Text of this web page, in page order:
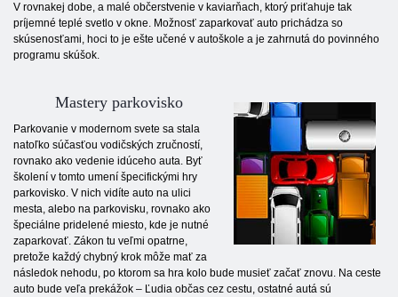
V rovnakej dobe, a malé občerstvenie v kaviarňach, ktorý priťahuje tak
príjemné teplé svetlo v okne. Možnosť zaparkovať auto prichádza so
skúsenosťami, hoci to je ešte učené v autoškole a je zahrnutá do povinného
programu skúšok.
Mastery parkovisko
Parkovanie v modernom svete sa stala
natoľko súčasťou vodičských zručností,
rovnako ako vedenie idúceho auta. Byť
školení v tomto umení špecifickými hry
parkovisko. V nich vidíte auto na ulici
mesta, alebo na parkovisku, rovnako ako
špeciálne pridelené miesto, kde je nutné
zaparkovať. Zákon tu veľmi opatrne,
pretože každý chybný krok môže mať za
následok nehodu, po ktorom sa hra kolo bude musieť začať znovu. Na ceste
auto bude veľa prekážok – Ľudia občas cez cestu, ostatné autá sú